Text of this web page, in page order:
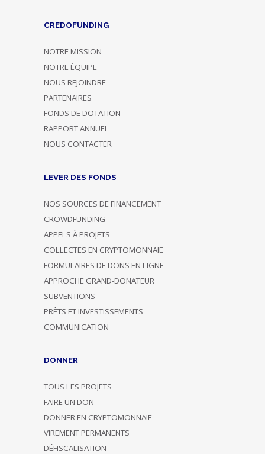
CREDOFUNDING
NOTRE MISSION
NOTRE ÉQUIPE
NOUS REJOINDRE
PARTENAIRES
FONDS DE DOTATION
RAPPORT ANNUEL
NOUS CONTACTER
LEVER DES FONDS
NOS SOURCES DE FINANCEMENT
CROWDFUNDING
APPELS À PROJETS
COLLECTES EN CRYPTOMONNAIE
FORMULAIRES DE DONS EN LIGNE
APPROCHE GRAND-DONATEUR
SUBVENTIONS
PRÊTS ET INVESTISSEMENTS
COMMUNICATION
DONNER
TOUS LES PROJETS
FAIRE UN DON
DONNER EN CRYPTOMONNAIE
VIREMENT PERMANENTS
DÉFISCALISATION